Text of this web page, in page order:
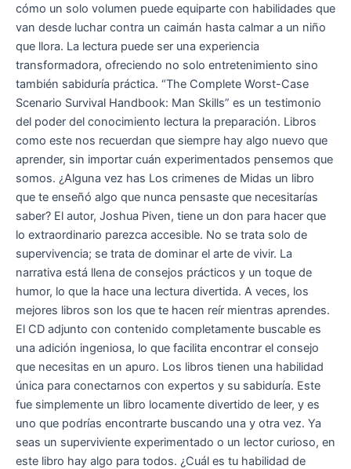
cómo un solo volumen puede equiparte con habilidades que
van desde luchar contra un caimán hasta calmar a un niño
que llora. La lectura puede ser una experiencia
transformadora, ofreciendo no solo entretenimiento sino
también sabiduría práctica. “The Complete Worst-Case
Scenario Survival Handbook: Man Skills” es un testimonio
del poder del conocimiento lectura la preparación. Libros
como este nos recuerdan que siempre hay algo nuevo que
aprender, sin importar cuán experimentados pensemos que
somos. ¿Alguna vez has Los crimenes de Midas un libro
que te enseñó algo que nunca pensaste que necesitarías
saber? El autor, Joshua Piven, tiene un don para hacer que
lo extraordinario parezca accesible. No se trata solo de
supervivencia; se trata de dominar el arte de vivir. La
narrativa está llena de consejos prácticos y un toque de
humor, lo que la hace una lectura divertida. A veces, los
mejores libros son los que te hacen reír mientras aprendes.
El CD adjunto con contenido completamente buscable es
una adición ingeniosa, lo que facilita encontrar el consejo
que necesitas en un apuro. Los libros tienen una habilidad
única para conectarnos con expertos y su sabiduría. Este
fue simplemente un libro locamente divertido de leer, y es
uno que podrías encontrarte buscando una y otra vez. Ya
seas un superviviente experimentado o un lector curioso, en
este libro hay algo para todos. ¿Cuál es tu habilidad de